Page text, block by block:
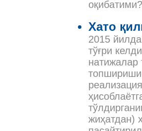
оқибатими?
Хато
2015
тўғри
натижалар
жиҳатдан)